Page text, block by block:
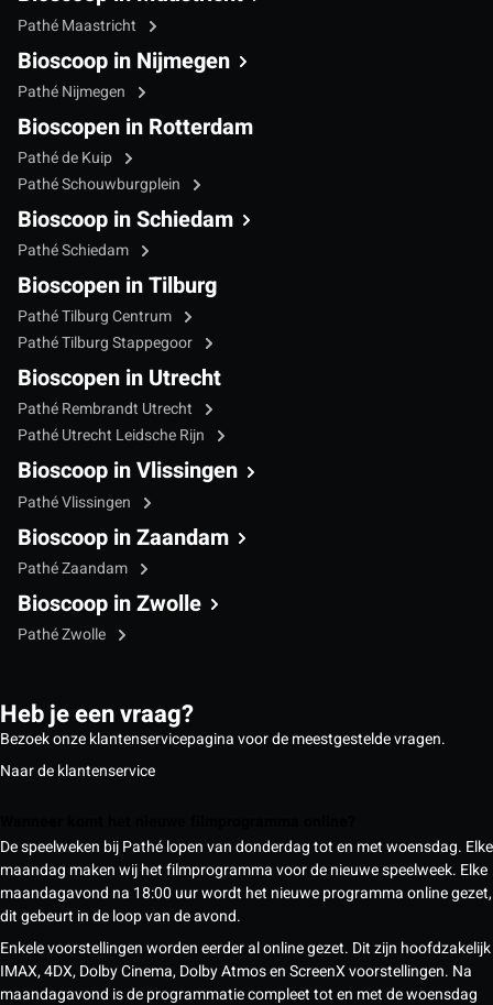
Pathé Maastricht
Bioscoop in Nijmegen
Pathé Nijmegen
Bioscopen in Rotterdam
Pathé de Kuip
Pathé Schouwburgplein
Bioscoop in Schiedam
Pathé Schiedam
Bioscopen in Tilburg
Pathé Tilburg Centrum
Pathé Tilburg Stappegoor
Bioscopen in Utrecht
Pathé Rembrandt Utrecht
Pathé Utrecht Leidsche Rijn
Bioscoop in Vlissingen
Pathé Vlissingen
Bioscoop in Zaandam
Pathé Zaandam
Bioscoop in Zwolle
Pathé Zwolle
Heb je een vraag?
Bezoek onze klantenservicepagina voor de meestgestelde vragen.
Naar de klantenservice
De speelweken bij Pathé lopen van donderdag tot en met woensdag. Elke
maandag maken wij het filmprogramma voor de nieuwe speelweek. Elke
maandagavond na 18:00 uur wordt het nieuwe programma online gezet,
dit gebeurt in de loop van de avond.
Enkele voorstellingen worden eerder al online gezet. Dit zijn hoofdzakelijk
IMAX, 4DX, Dolby Cinema, Dolby Atmos en ScreenX voorstellingen. Na
maandagavond is de programmatie compleet tot en met de woensdag